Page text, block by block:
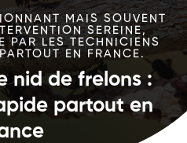
MAIS SOUVENT
SEREINE,
PAR LES TECHNICIENS
EN FRANCE.
nid de frelons :
partout en